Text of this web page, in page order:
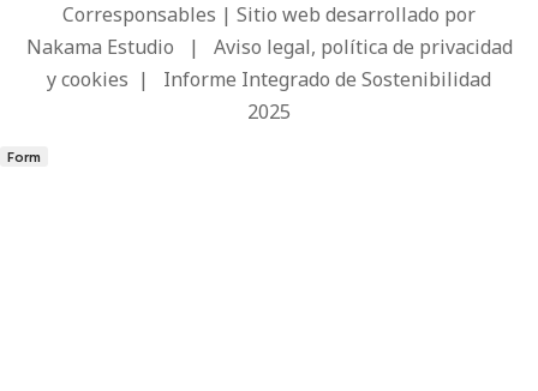
Corresponsables | Sitio web desarrollado por
Nakama Estudio | Aviso legal, política de privacidad
y cookies | Informe Integrado de Sostenibilidad
2025
Form